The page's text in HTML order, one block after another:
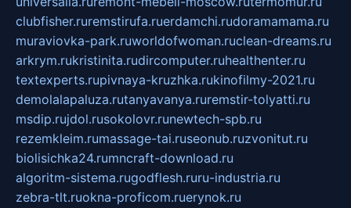
clubfisher.ruremstirufa.ruerdamchi.rudoramamama.ru
muraviovka-park.ruworldofwoman.ruclean-dreams.ru
arkrym.rukristinita.rudircomputer.ruhealthenter.ru
textexperts.rupivnaya-kruzhka.rukinofilmy-2021.ru
demolalapaluza.rutanyavanya.ruremstir-tolyatti.ru
msdip.rujdol.rusokolovr.runewtech-spb.ru
rezemkleim.rumassage-tai.ruseonub.ruzvonitut.ru
biolisichka24.rumncraft-download.ru
algoritm-sistema.rugodflesh.ruru-industria.ru
zebra-tlt.ruokna-proficom.ruerynok.ru